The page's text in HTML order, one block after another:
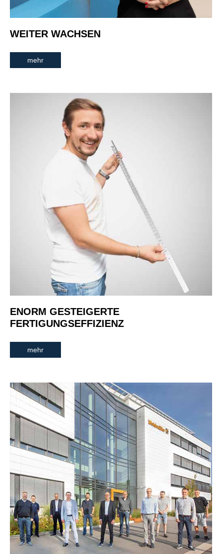
WEITER WACHSEN
mehr
ENORM GESTEIGERTE
FERTIGUNGSEFFIZIENZ
mehr